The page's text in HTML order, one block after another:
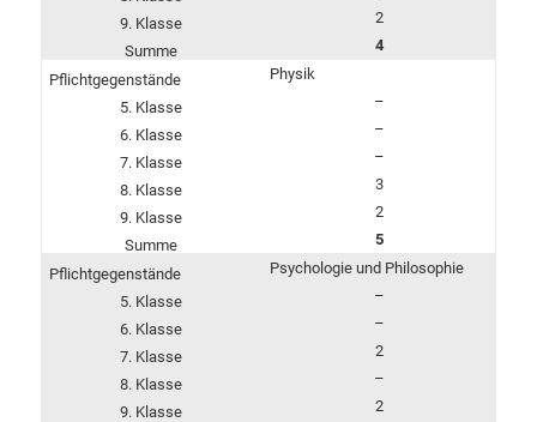
2
4
Physik
–
–
–
3
2
5
Psychologie und Philosophie
–
–
2
–
2